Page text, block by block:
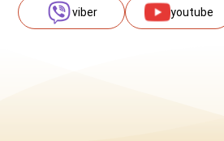
viber youtube